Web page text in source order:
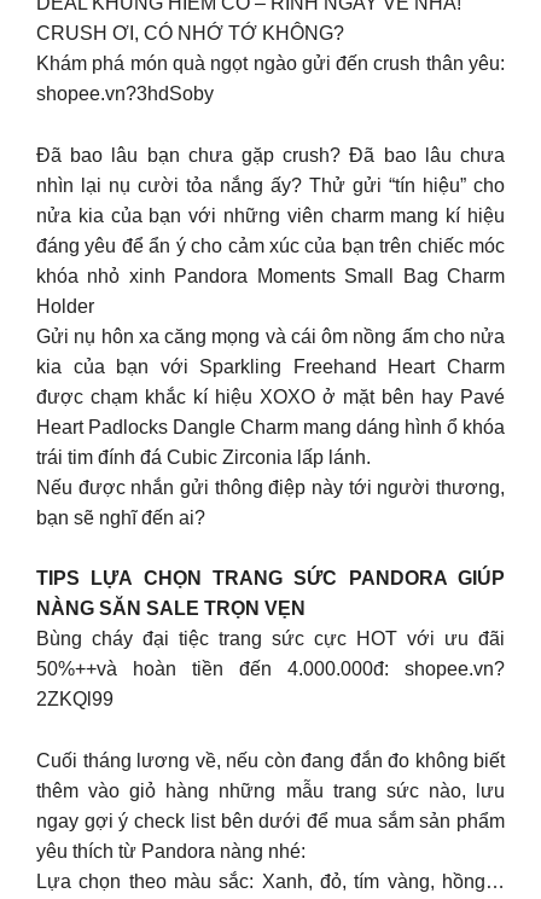
CRUSH ƠI, CÓ NHỚ TỚ KHÔNG?
Khám phá món quà ngọt ngào gửi đến crush thân yêu:
shopee.vn?3hdSoby
Đã bao lâu bạn chưa gặp crush? Đã bao lâu chưa
nhìn lại nụ cười tỏa nắng ấy? Thử gửi “tín hiệu” cho
nửa kia của bạn với những viên charm mang kí hiệu
đáng yêu để ẩn ý cho cảm xúc của bạn trên chiếc móc
khóa nhỏ xinh Pandora Moments Small Bag Charm
Holder
Gửi nụ hôn xa căng mọng và cái ôm nồng ấm cho nửa
kia của bạn với Sparkling Freehand Heart Charm
được chạm khắc kí hiệu XOXO ở mặt bên hay Pavé
Heart Padlocks Dangle Charm mang dáng hình ổ khóa
trái tim đính đá Cubic Zirconia lấp lánh.
Nếu được nhắn gửi thông điệp này tới người thương,
bạn sẽ nghĩ đến ai?
TIPS LỰA CHỌN TRANG SỨC PANDORA GIÚP
NÀNG SĂN SALE TRỌN VẸN
Bùng cháy đại tiệc trang sức cực HOT với ưu đãi
50%++và hoàn tiền đến 4.000.000đ: shopee.vn?
2ZKQl99
Cuối tháng lương về, nếu còn đang đắn đo không biết
thêm vào giỏ hàng những mẫu trang sức nào, lưu
ngay gợi ý check list bên dưới để mua sắm sản phẩm
yêu thích từ Pandora nàng nhé:
Lựa chọn theo màu sắc: Xanh, đỏ, tím vàng, hồng…